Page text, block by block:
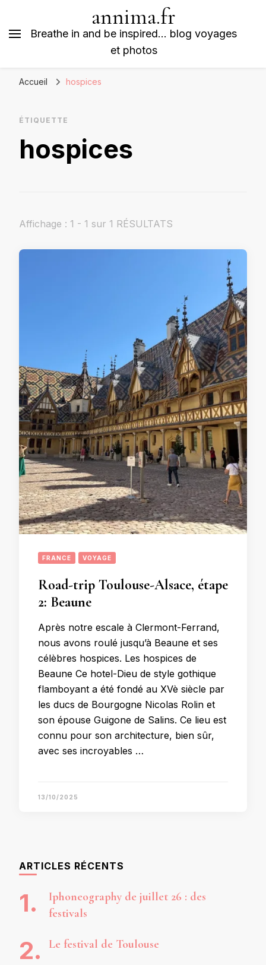
annima.fr
Breathe in and be inspired… blog voyages
et photos
Accueil hospices
ÉTIQUETTE
hospices
Affichage : 1 - 1 sur 1 RÉSULTATS
FRANCE VOYAGE
Road-trip Toulouse-Alsace, étape
2: Beaune
Après notre escale à Clermont-Ferrand,
nous avons roulé jusqu’à Beaune et ses
célèbres hospices. Les hospices de
Beaune Ce hotel-Dieu de style gothique
flamboyant a été fondé au XVè siècle par
les ducs de Bourgogne Nicolas Rolin et
son épouse Guigone de Salins. Ce lieu est
connu pour son architecture, bien sûr,
avec ses incroyables …
13/10/2025
ARTICLES RÉCENTS
Iphoneography de juillet 26 : des
festivals
Le festival de Toulouse